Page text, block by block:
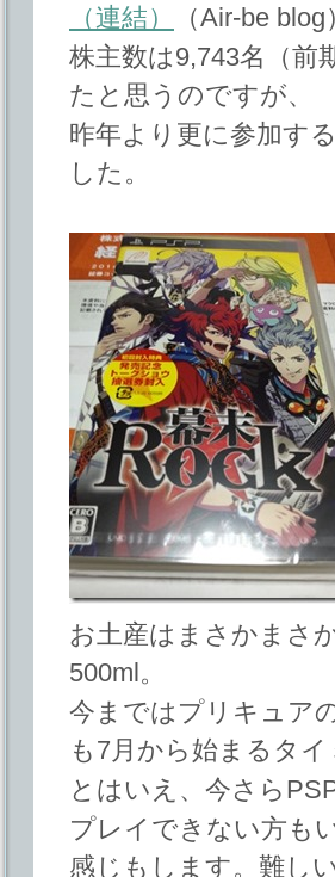
（連結）
（Air-be blog
株主数は9,743名（前
たと思うのですが、
昨年より更に参加す
した。
お土産はまさかまさ
500ml。
今まではプリキュア
も7月から始まるタ
とはいえ、今さら
プレイできない方も
感じもします。難し